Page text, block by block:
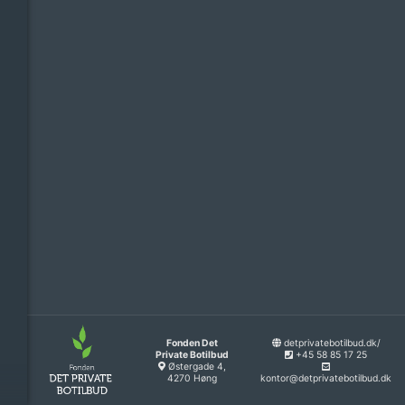
Fonden Det
Private Botilbud
Østergade 4,
4270 Høng
detprivatebotilbud.dk/
+45 58 85 17 25
kontor@detprivatebotilbud.dk